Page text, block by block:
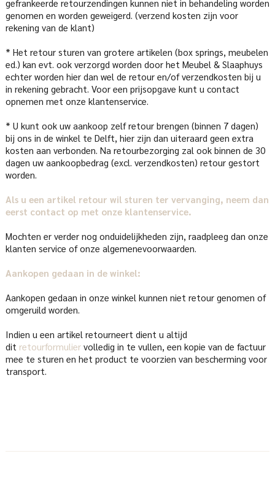
gefrankeerde retourzendingen kunnen niet in behandeling worden
genomen en worden geweigerd. (verzend kosten zijn voor
rekening van de klant)
* Het retour sturen van grotere artikelen (box springs, meubelen
ed.) kan evt. ook verzorgd worden door het Meubel & Slaaphuys
echter worden hier dan wel de retour en/of verzendkosten bij u
in rekening gebracht. Voor een prijsopgave kunt u contact
opnemen met onze klantenservice.
* U kunt ook uw aankoop zelf retour brengen (binnen 7 dagen)
bij ons in de winkel te Delft, hier zijn dan uiteraard geen extra
kosten aan verbonden. Na retourbezorging zal ook binnen de 30
dagen uw aankoopbedrag (excl. verzendkosten) retour gestort
worden.
Als u een artikel retour wil sturen ter vervanging, neem dan
eerst contact op met onze klantenservice.
Mochten er verder nog onduidelijkheden zijn, raadpleeg dan onze
klanten service of onze algemenevoorwaarden.
Aankopen gedaan in de winkel:
Aankopen gedaan in onze winkel kunnen niet retour genomen of
omgeruild worden.
Indien u een artikel retourneert dient u altijd
dit retourformuliervolledig in te vullen, een kopie van de factuur
mee te sturen en het product te voorzien van bescherming voor
transport.